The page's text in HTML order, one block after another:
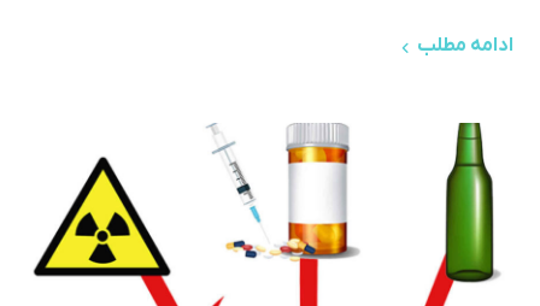
ادامه مطلب